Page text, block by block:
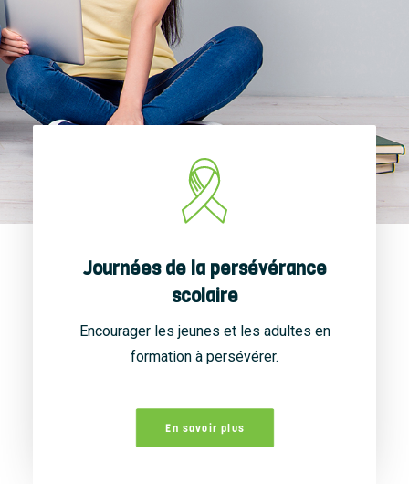
Journées de la persévérance
scolaire
Encourager les jeunes et les adultes en
formation à persévérer.
En savoir plus